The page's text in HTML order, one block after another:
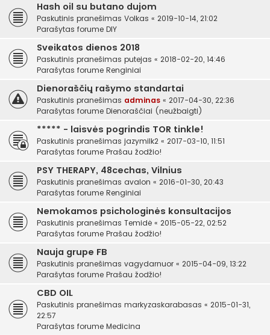
Hash oil su butano dujom
Paskutinis pranešimas Volkas « 2019-10-14, 21:02
Parašytas forume DIY
Sveikatos dienos 2018
Paskutinis pranešimas putejas « 2018-02-20, 14:46
Parašytas forume Renginiai
Dienoraščių rašymo standartai
Paskutinis pranešimas adminas « 2017-04-30, 22:36
Parašytas forume Dienoraščiai (neužbaigti)
***** - laisvės pogrindis TOR tinkle!
Paskutinis pranešimas jazymilk2 « 2017-03-10, 11:51
Parašytas forume Prašau žodžio!
PSY THERAPY, 48cechas, Vilnius
Paskutinis pranešimas avalon « 2016-01-30, 20:43
Parašytas forume Renginiai
Nemokamos psichologinės konsultacijos
Paskutinis pranešimas Temidė « 2015-05-22, 02:52
Parašytas forume Prašau žodžio!
Nauja grupe FB
Paskutinis pranešimas vagydarnuor « 2015-04-09, 13:22
Parašytas forume Prašau žodžio!
CBD OIL
Paskutinis pranešimas markyzaskarabasas « 2015-01-31,
22:57
Parašytas forume Medicina